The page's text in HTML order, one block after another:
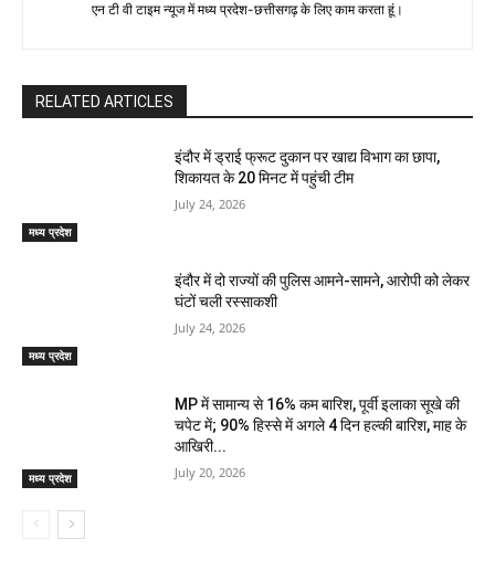
एन टी वी टाइम न्यूज में मध्य प्रदेश-छत्तीसगढ़ के लिए काम करता हूं।
RELATED ARTICLES
मध्य प्रदेश
इंदौर में ड्राई फ्रूट दुकान पर खाद्य विभाग का छापा,
शिकायत के 20 मिनट में पहुंची टीम
July 24, 2026
मध्य प्रदेश
इंदौर में दो राज्यों की पुलिस आमने-सामने, आरोपी को लेकर
घंटों चली रस्साकशी
July 24, 2026
मध्य प्रदेश
MP में सामान्य से 16% कम बारिश, पूर्वी इलाका सूखे की
चपेट में; 90% हिस्से में अगले 4 दिन हल्की बारिश, माह के
आखिरी...
July 20, 2026